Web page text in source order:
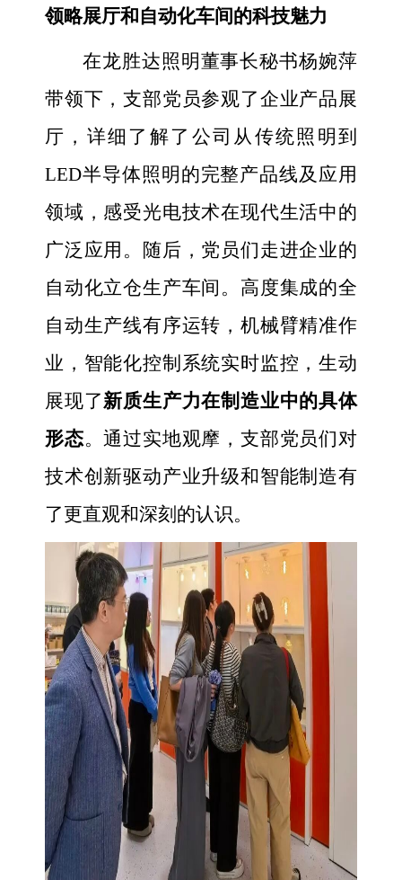
领略展厅和自动化车间的科技魅力
在龙胜达照明董事长秘书杨婉萍
带领下，支部党员参观了企业产品展
厅，详细了解了公司从传统照明到
LED半导体照明的完整产品线及应用
领域，感受光电技术在现代生活中的
广泛应用。随后，党员们走进企业的
自动化立仓生产车间。高度集成的全
自动生产线有序运转，机械臂精准作
业，智能化控制系统实时监控，生动
展现了新质生产力在制造业中的具体
形态。通过实地观摩，支部党员们对
技术创新驱动产业升级和智能制造有
了更直观和深刻的认识。